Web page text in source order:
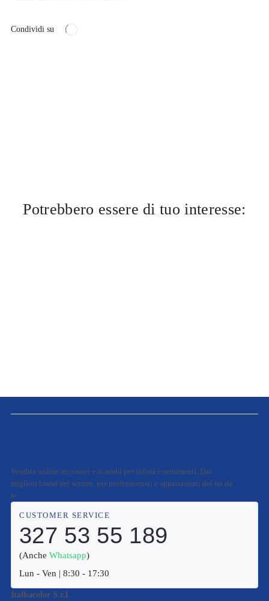
Condividi su
Potrebbero essere di tuo interesse:
Vendita online accessori e ricambi per infissi e serramenti. Dai
migliori brand del settore, per professionisti e appassionati del fai da
te
CUSTOMER SERVICE
327 53 55 189
(AncheWhatsapp)
Lun - Ven | 8:30 - 17:30
Italbacolor S.r.l.